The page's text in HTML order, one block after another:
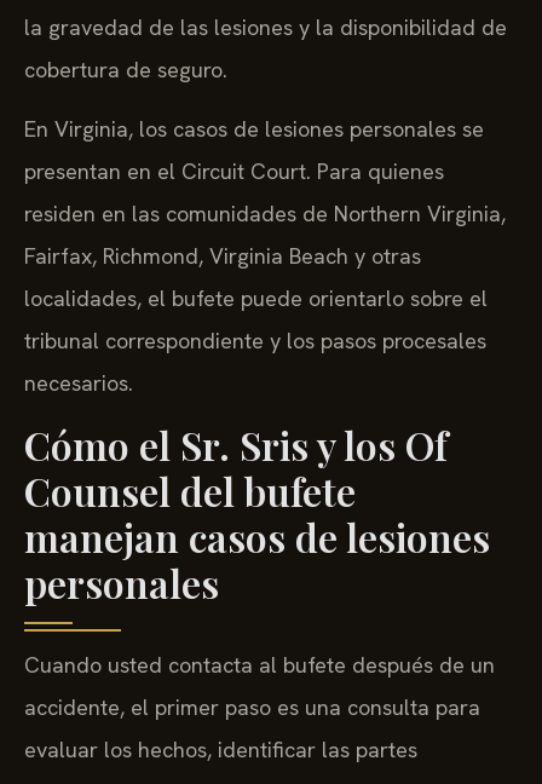
la gravedad de las lesiones y la disponibilidad de
cobertura de seguro.
En Virginia, los casos de lesiones personales se
presentan en el Circuit Court. Para quienes
residen en las comunidades de Northern Virginia,
Fairfax, Richmond, Virginia Beach y otras
localidades, el bufete puede orientarlo sobre el
tribunal correspondiente y los pasos procesales
necesarios.
Cómo el Sr. Sris y los Of
Counsel del bufete
manejan casos de lesiones
personales
Cuando usted contacta al bufete después de un
accidente, el primer paso es una consulta para
evaluar los hechos, identificar las partes